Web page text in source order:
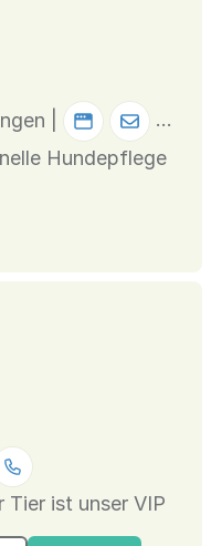
|
Hundepflege
ist unser VIP